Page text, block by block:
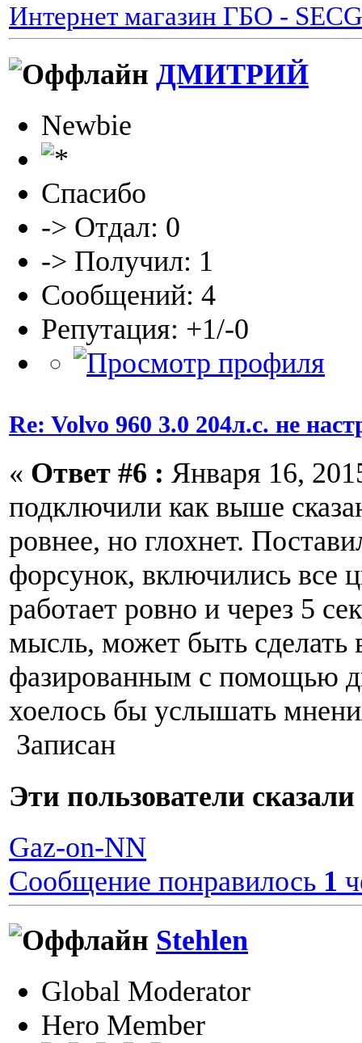
Интернет магазин ГБО -
ДМИТРИЙ
Newbie
Спасибо
-> Отдал: 0
-> Получил: 1
Сообщений: 4
Репутация: +1/-0
Re: Volvo 960 3.0 204л.с. не
« Ответ #6 : Января 16,
подключили как выше
ровнее, но глохнет.
форсунок, включились все
работает ровно и через 5
мысль, может быть сделать
фазированным с помощью
хоелось бы услышать
Записан
Эти пользователи
Gaz-on-NN
Сообщение понравилось 1
Stehlen
Global Moderator
Hero Member